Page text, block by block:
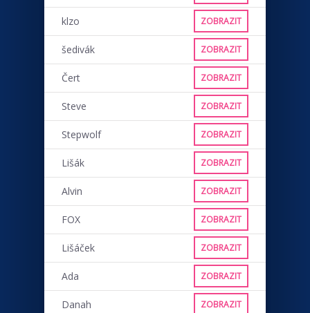
klzo ZOBRAZIT
šedivák ZOBRAZIT
Čert ZOBRAZIT
Steve ZOBRAZIT
Stepwolf ZOBRAZIT
Lišák ZOBRAZIT
Alvin ZOBRAZIT
FOX ZOBRAZIT
Lišáček ZOBRAZIT
Ada ZOBRAZIT
Danah ZOBRAZIT